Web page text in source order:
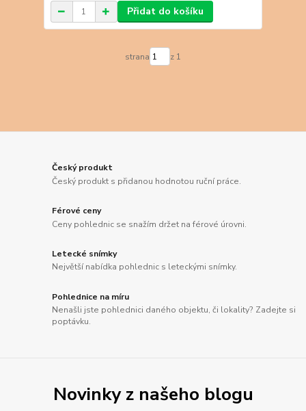
Přidat do košíku
strana z 1
Český produkt
Český produkt s přidanou hodnotou ruční práce.
Férové ceny
Ceny pohlednic se snažím držet na férové úrovni.
Letecké snímky
Největší nabídka pohlednic s leteckými snímky.
Pohlednice na míru
Nenašli jste pohlednici daného objektu, či lokality? Zadejte si
poptávku.
Novinky z našeho blogu